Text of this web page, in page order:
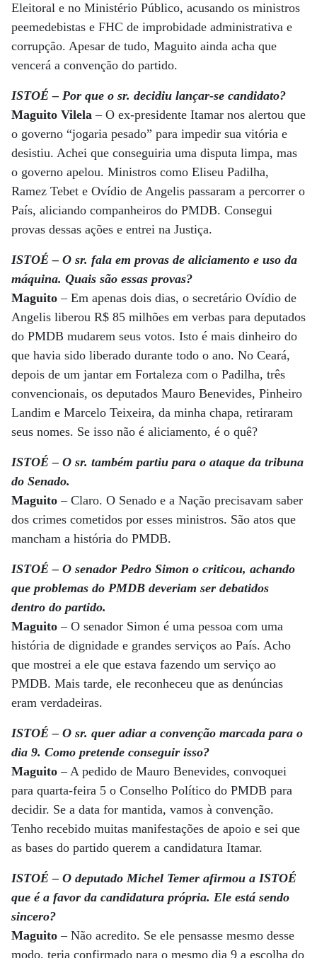
Eleitoral e no Ministério Público, acusando os ministros
peemedebistas e FHC de improbidade administrativa e
corrupção. Apesar de tudo, Maguito ainda acha que
vencerá a convenção do partido.
ISTOÉ – Por que o sr. decidiu lançar-se candidato?
Maguito Vilela – O ex-presidente Itamar nos alertou que
o governo “jogaria pesado” para impedir sua vitória e
desistiu. Achei que conseguiria uma disputa limpa, mas
o governo apelou. Ministros como Eliseu Padilha,
Ramez Tebet e Ovídio de Angelis passaram a percorrer o
País, aliciando companheiros do PMDB. Consegui
provas dessas ações e entrei na Justiça.
ISTOÉ – O sr. fala em provas de aliciamento e uso da
máquina. Quais são essas provas?
Maguito– Em apenas dois dias, o secretário Ovídio de
Angelis liberou R$ 85 milhões em verbas para deputados
do PMDB mudarem seus votos. Isto é mais dinheiro do
que havia sido liberado durante todo o ano. No Ceará,
depois de um jantar em Fortaleza com o Padilha, três
convencionais, os deputados Mauro Benevides, Pinheiro
Landim e Marcelo Teixeira, da minha chapa, retiraram
seus nomes. Se isso não é aliciamento, é o quê?
ISTOÉ – O sr. também partiu para o ataque da tribuna
do Senado.
Maguito– Claro. O Senado e a Nação precisavam saber
dos crimes cometidos por esses ministros. São atos que
mancham a história do PMDB.
ISTOÉ – O senador Pedro Simon o criticou, achando
que problemas do PMDB deveriam ser debatidos
dentro do partido.
Maguito – O senador Simon é uma pessoa com uma
história de dignidade e grandes serviços ao País. Acho
que mostrei a ele que estava fazendo um serviço ao
PMDB. Mais tarde, ele reconheceu que as denúncias
eram verdadeiras.
ISTOÉ – O sr. quer adiar a convenção marcada para o
dia 9. Como pretende conseguir isso?
Maguito– A pedido de Mauro Benevides, convoquei
para quarta-feira 5 o Conselho Político do PMDB para
decidir. Se a data for mantida, vamos à convenção.
Tenho recebido muitas manifestações de apoio e sei que
as bases do partido querem a candidatura Itamar.
ISTOÉ – O deputado Michel Temer afirmou a ISTOÉ
que é a favor da candidatura própria. Ele está sendo
sincero?
Maguito – Não acredito. Se ele pensasse mesmo desse
modo, teria confirmado para o mesmo dia 9 a escolha do